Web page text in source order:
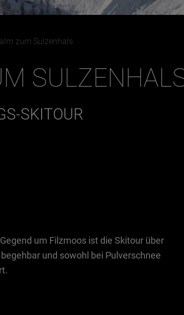
zum Sulzenhals
SKITOUR
um Filzmoos ist die Skitour über
und sowohl bei Pulverschnee